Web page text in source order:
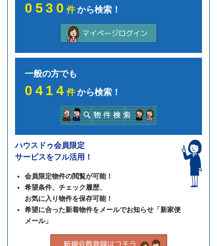
0530件から検索！
一般の方でも
0414件から検索！
ハウスドゥ会員限定
サービスをフル活用！
会員限定物件の閲覧が可能！
希望条件、チェック履歴、
お気に入り物件を保存可能！
希望に合った新着物件をメールでお知らせ「新家便
メール」